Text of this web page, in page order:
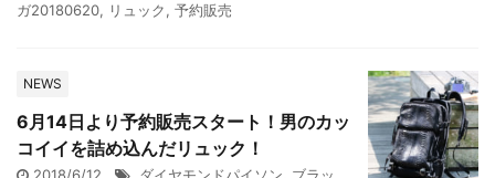
ガ20180620, リュック, 予約販売
NEWS
6月14日より予約販売スタート！男のカッ
コイイを詰め込んだリュック！